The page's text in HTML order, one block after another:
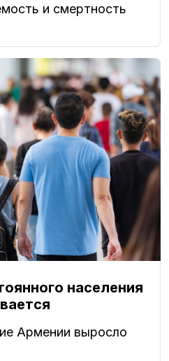
и смертность
населения
Армении выросло